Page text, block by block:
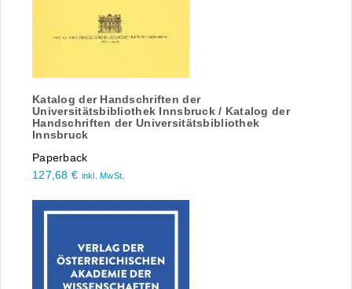
Katalog der Handschriften der
Universitätsbibliothek Innsbruck / Katalog der
Handschriften der Universitätsbibliothek
Innsbruck
Paperback
127,68 € inkl. MwSt.